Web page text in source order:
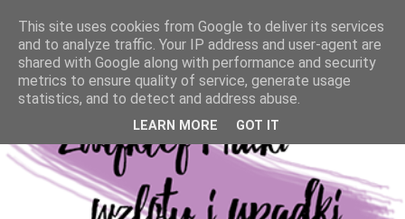
This site uses cookies from Google to deliver its services
and to analyze traffic. Your IP address and user-agent are
shared with Google along with performance and security
metrics to ensure quality of service, generate usage
statistics, and to detect and address abuse.
LEARN MORE GOT IT